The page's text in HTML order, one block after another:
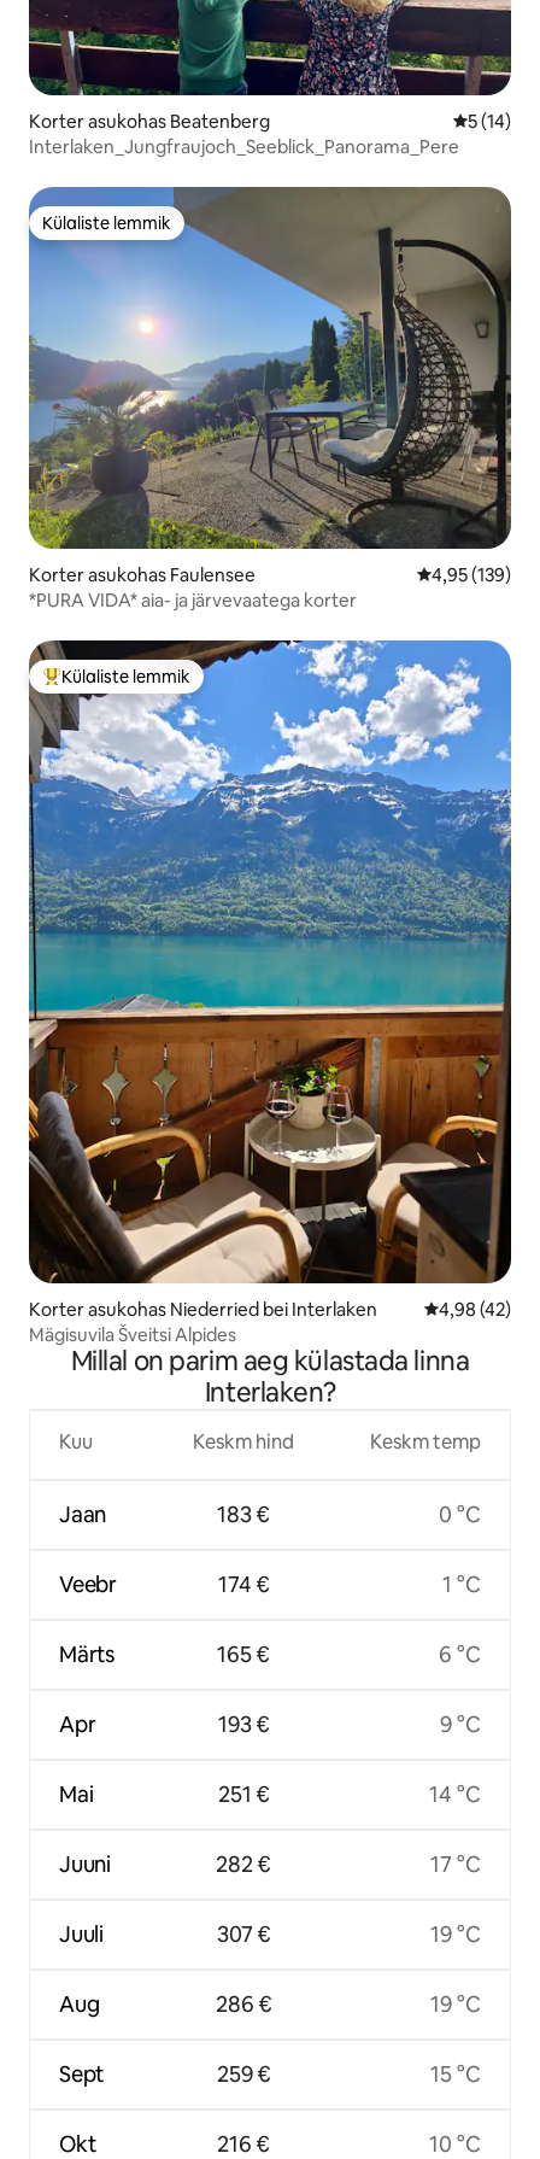
Korter asukohas Beatenberg Keskmine
5 (14)
Interlaken_Jungfraujoch_Seeblick_Panorama_Pere
Külaliste lemmik
Külaliste lemmik
Korter asukohas Faulensee Keskmine
4,95 (139)
*PURA VIDA* aia- ja järvevaatega korter
Külaliste suur lemmik
Külaliste lemmik
Korter asukohas Niederried bei Interlaken Keskmine
4,98 (42)
Mägisuvila Šveitsi Alpides
Millal on parim aeg külastada linna
Interlaken?
Kuu
Jaan
Veebr
Märts
Apr
Mai
Juuni
Juuli
Aug
Sept
Okt
Keskm hind
183 €
174 €
165 €
193 €
251 €
282 €
307 €
286 €
259 €
216 €
Keskm temp
0 °C
1 °C
6 °C
9 °C
14 °C
17 °C
19 °C
19 °C
15 °C
10 °C